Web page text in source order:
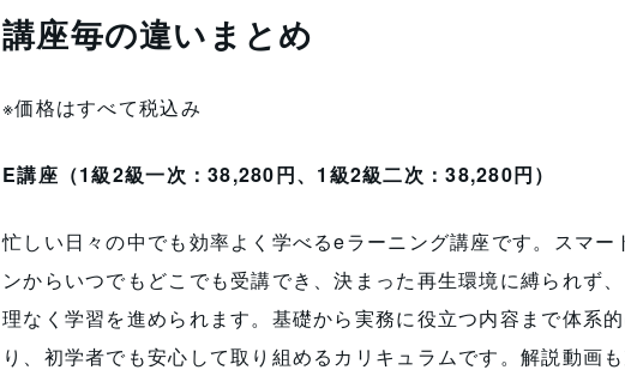
講座毎の違いまとめ
※価格はすべて税込み
E講座（1級2級一次：38,280円、1級2級二次：38,280円）
忙しい日々の中でも効率よく学べるeラーニング講座です。スマー
ンからいつでもどこでも受講でき、決まった再生環境に縛られず
理なく学習を進められます。基礎から実務に役立つ内容まで体系
り、初学者でも安心して取り組めるカリキュラムです。解説動画